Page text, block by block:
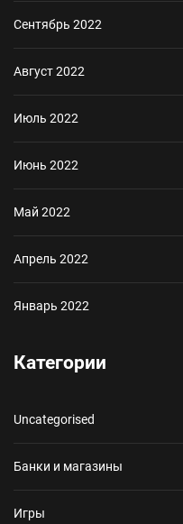
Сентябрь 2022
Август 2022
Июль 2022
Июнь 2022
Май 2022
Апрель 2022
Январь 2022
Категории
Uncategorised
Банки и магазины
Игры